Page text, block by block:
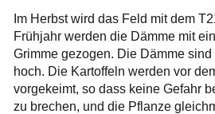
Im Herbst wird das Feld mit dem
Frühjahr werden die Dämme mit
Grimme gezogen. Die Dämme
hoch. Die Kartoffeln werden vor
vorgekeimt, so dass keine Gefahr
zu brechen, und die Pflanze